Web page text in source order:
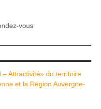
vous
– Attractivité» du territoire
et la Région Auvergne-